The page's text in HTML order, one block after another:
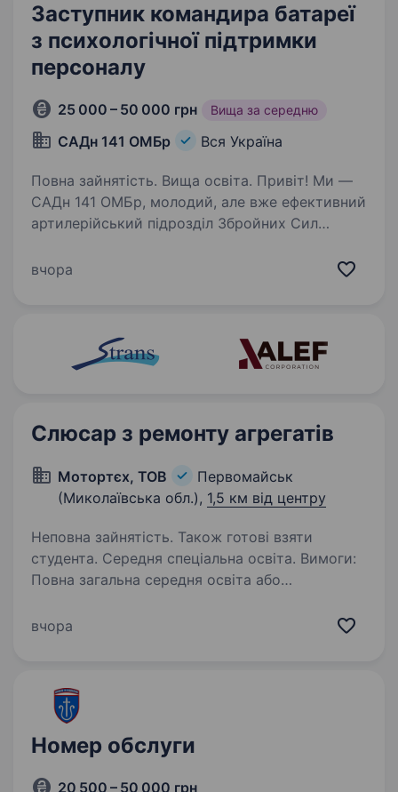
Заступник командира батареї
з психологічної підтримки
персоналу
25 000 – 50 000 грн Вища за середню
САДн 141 ОМБр Вся Україна
Повна зайнятість. Вища освіта. Привіт! Ми —
САДн 141 ОМБр, молодий, але вже ефективний
артилерійський підрозділ Збройних Сил
найсучаснішими методами, підтримуючи один
вчора
Слюсар з ремонту агрегатів
Мотортєх, ТОВ
Первомайськ
(Миколаївська обл.), 1,5 км від центру
Неповна зайнятість. Також готові взяти
студента. Середня спеціальна освіта. Вимоги:
Повна загальна середня освіта або
військовозобов'язаних та призовників —
вчора
Номер обслуги
20 500 – 50 000 грн